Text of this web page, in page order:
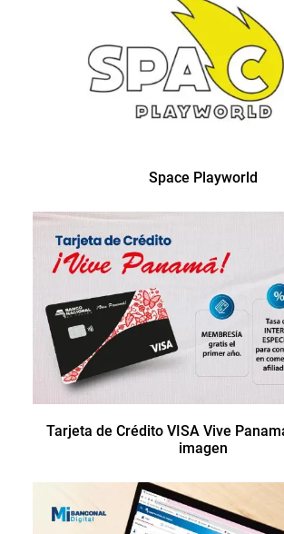
Space Playworld
Tarjeta de Crédito VISA Vive
imagen